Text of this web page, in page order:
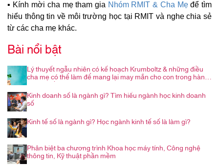
▪ Kính mời cha mẹ tham gia Nhóm RMIT & Cha Mẹđể tìm
hiểu thông tin về môi trường học tại RMIT và nghe chia sẻ
từ các cha mẹ khác.
Bài nổi bật
Lý thuyết ngẫu nhiên có kế hoạch Krumboltz & những điều
cha mẹ có thể làm để mang lại may mắn cho con trong hành
trình nghề nghiệp
Kinh doanh số là ngành gì? Tìm hiểu ngành học kinh doanh
số
Kinh tế số là ngành gì? Học ngành kinh tế số là làm gì?
Phân biệt ba chương trình Khoa học máy tính, Công nghệ
thông tin, Kỹ thuật phần mềm